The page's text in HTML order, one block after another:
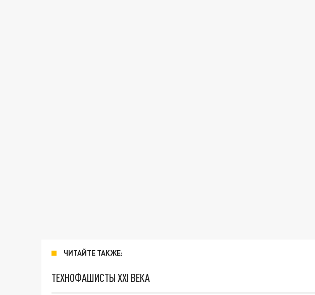
ЧИТАЙТЕ ТАКЖЕ:
ТЕХНОФАШИСТЫ XXI ВЕКА